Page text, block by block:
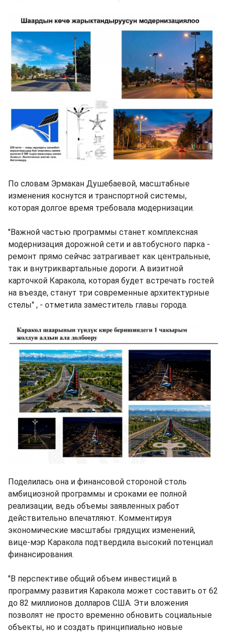
По словам Эрмакан Душебаевой, масштабные
изменения коснутся и транспортной системы,
которая долгое время требовала модернизации.
"Важной частью программы станет комплексная
модернизация дорожной сети и автобусного парка -
ремонт прямо сейчас затрагивает как центральные,
так и внутриквартальные дороги. А визитной
карточкой Каракола, которая будет встречать гостей
на въезде, станут три современные архитектурные
стелы" , - отметила заместитель главы города.
Поделилась она и финансовой стороной столь
амбициозной программы и сроками ее полной
реализации, ведь объемы заявленных работ
действительно впечатляют. Комментируя
экономические масштабы грядущих изменений,
вице-мэр Каракола подтвердила высокий потенциал
финансирования.
"В перспективе общий объем инвестиций в
программу развития Каракола может составить от 62
до 82 миллионов долларов США. Эти вложения
позволят не просто временно обновить социальные
объекты, но и создать принципиально новые